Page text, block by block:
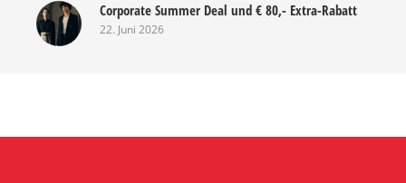
Corporate Summer Deal und € 80,- Extra-Rabatt
22. Juni 2026